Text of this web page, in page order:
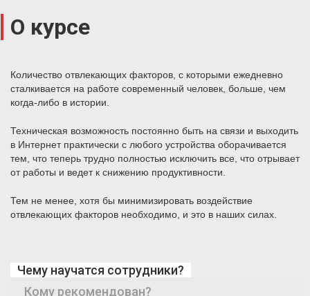
О курсе
Количество отвлекающих факторов, с которыми ежедневно
сталкивается на работе современный человек, больше, чем
когда-либо в истории.
Техническая возможность постоянно быть на связи и выходить
в Интернет практически с любого устройства оборачивается
тем, что теперь трудно полностью исключить все, что отрывает
от работы и ведет к снижению продуктивности.
Тем не менее, хотя бы минимизировать воздействие
отвлекающих факторов необходимо, и это в наших силах.
Чему научатся сотрудники?
Кому рекомендован?